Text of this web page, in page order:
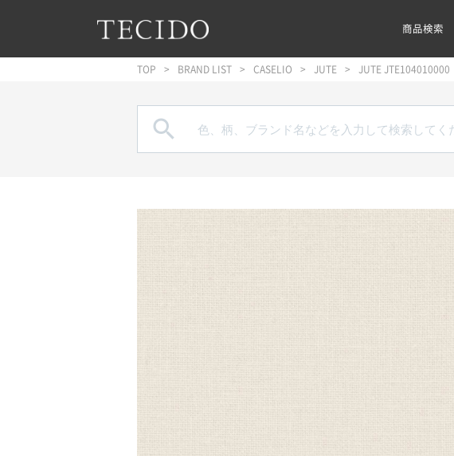
メインナビゲーションへジャンプ
メインコンテンツへジャンプ
フッターへジャンプ 商品検索
TOP BRAND LIST CASELIO JUTE JUTE JTE104010000
